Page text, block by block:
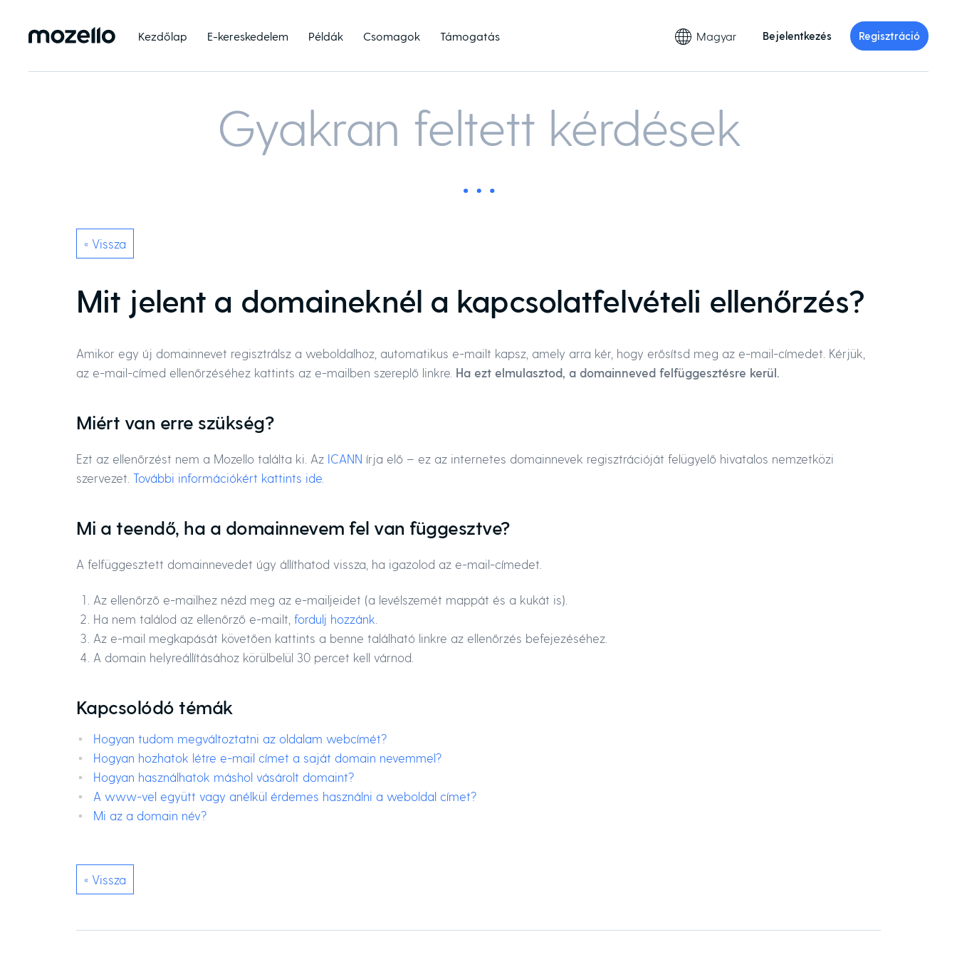
Kezdőlap E-kereskedelem Példák Csomagok Támogatás Magyar Bejelentkezés Regisztráció
Gyakran feltett kérdések
« Vissza
Mit jelent a domaineknél a kapcsolatfelvételi ellenőrzés?
Amikor egy új domainnevet regisztrálsz a weboldalhoz, automatikus e-mailt kapsz, amely arra kér, hogy erősítsd meg az e-mail-címedet. Kérjük,
az e-mail-címed ellenőrzéséhez kattints az e-mailben szereplő linkre. Ha ezt elmulasztod, a domainneved felfüggesztésre kerül.
Miért van erre szükség?
Ezt az ellenőrzést nem a Mozello találta ki. Az ICANN írja elő – ez az internetes domainnevek regisztrációját felügyelő hivatalos nemzetközi
szervezet. További információkért kattints ide
Mi a teendő, ha a domainnevem fel van függesztve?
A felfüggesztett domainnevedet úgy állíthatod vissza, ha igazolod az e-mail-címedet.
Az ellenőrző e-mailhez nézd meg az e-mailjeidet (a levélszemét mappát és a kukát is).
Ha nem találod az ellenőrző e-mailt, fordulj hozzánk
Az e-mail megkapását követően kattints a benne található linkre az ellenőrzés befejezéséhez.
A domain helyreállításához körülbelül 30 percet kell várnod.
Kapcsolódó témák
Hogyan tudom megváltoztatni az oldalam webcímét?
Hogyan hozhatok létre e-mail címet a saját domain nevemmel?
Hogyan használhatok máshol vásárolt domaint?
A www-vel együtt vagy anélkül érdemes használni a weboldal címet?
Mi az a domain név?
« Vissza